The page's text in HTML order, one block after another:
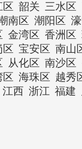
区 韶关 三水区
南区 潮阳区
金湾区 香洲区
区 宝安区 南山
从化区 南沙区
区 海珠区 越秀
江西 浙江 福建